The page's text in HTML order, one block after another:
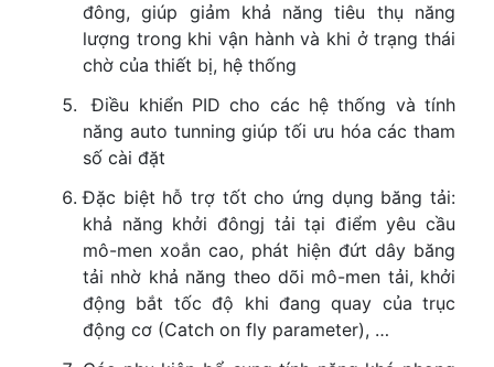
đông, giúp giảm khả năng tiêu thụ năng
lượng trong khi vận hành và khi ở trạng thái
chờ của thiết bị, hệ thống
Điều khiển PID cho các hệ thống và tính
năng auto tunning giúp tối ưu hóa các tham
số cài đặt
Đặc biệt hỗ trợ tốt cho ứng dụng băng tải:
khả năng khởi đôngj tải tại điểm yêu cầu
mô-men xoắn cao, phát hiện đứt dây băng
tải nhờ khả năng theo dõi mô-men tải, khởi
động bắt tốc độ khi đang quay của trục
động cơ (Catch on fly parameter), …